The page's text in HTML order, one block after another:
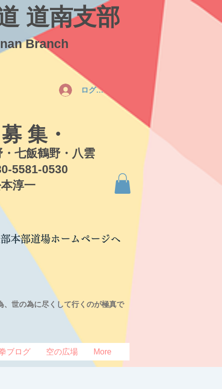
道南支部
Branch
ログイン
集・
七飯鶴野・八雲
0530
一
本部道場ホームページへ
、世の為に尽くして行くのが極真で
ブログ 空の広場 More